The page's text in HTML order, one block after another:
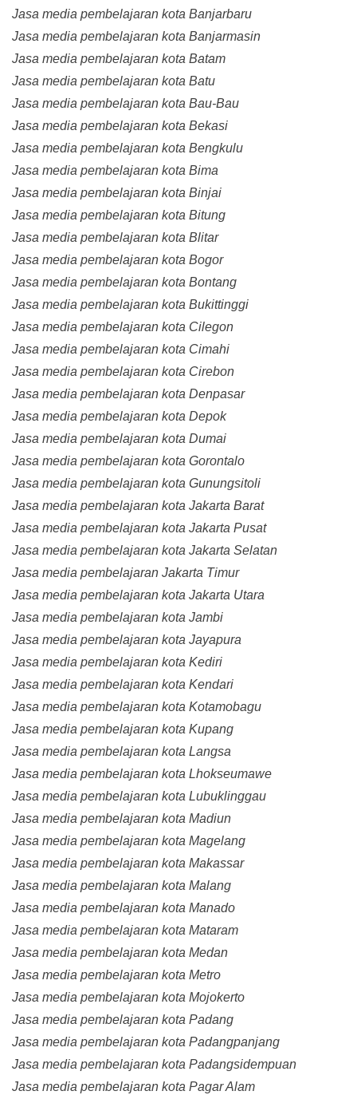
Jasa media pembelajaran kota Banjarbaru
Jasa media pembelajaran kota Banjarmasin
Jasa media pembelajaran kota Batam
Jasa media pembelajaran kota Batu
Jasa media pembelajaran kota Bau-Bau
Jasa media pembelajaran kota Bekasi
Jasa media pembelajaran kota Bengkulu
Jasa media pembelajaran kota Bima
Jasa media pembelajaran kota Binjai
Jasa media pembelajaran kota Bitung
Jasa media pembelajaran kota Blitar
Jasa media pembelajaran kota Bogor
Jasa media pembelajaran kota Bontang
Jasa media pembelajaran kota Bukittinggi
Jasa media pembelajaran kota Cilegon
Jasa media pembelajaran kota Cimahi
Jasa media pembelajaran kota Cirebon
Jasa media pembelajaran kota Denpasar
Jasa media pembelajaran kota Depok
Jasa media pembelajaran kota Dumai
Jasa media pembelajaran kota Gorontalo
Jasa media pembelajaran kota Gunungsitoli
Jasa media pembelajaran kota Jakarta Barat
Jasa media pembelajaran kota Jakarta Pusat
Jasa media pembelajaran kota Jakarta Selatan
Jasa media pembelajaran Jakarta Timur
Jasa media pembelajaran kota Jakarta Utara
Jasa media pembelajaran kota Jambi
Jasa media pembelajaran kota Jayapura
Jasa media pembelajaran kota Kediri
Jasa media pembelajaran kota Kendari
Jasa media pembelajaran kota Kotamobagu
Jasa media pembelajaran kota Kupang
Jasa media pembelajaran kota Langsa
Jasa media pembelajaran kota Lhokseumawe
Jasa media pembelajaran kota Lubuklinggau
Jasa media pembelajaran kota Madiun
Jasa media pembelajaran kota Magelang
Jasa media pembelajaran kota Makassar
Jasa media pembelajaran kota Malang
Jasa media pembelajaran kota Manado
Jasa media pembelajaran kota Mataram
Jasa media pembelajaran kota Medan
Jasa media pembelajaran kota Metro
Jasa media pembelajaran kota Mojokerto
Jasa media pembelajaran kota Padang
Jasa media pembelajaran kota Padangpanjang
Jasa media pembelajaran kota Padangsidempuan
Jasa media pembelajaran kota Pagar Alam